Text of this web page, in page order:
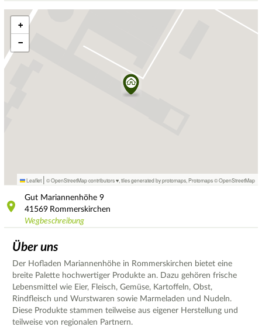
+
−
Leaflet | © OpenStreetMap contributors ♥, tiles generated by protomaps Protomaps©OpenStreetMap
Gut Mariannenhöhe 9
41569 Rommerskirchen
Wegbeschreibung
Über uns
Der Hofladen Mariannenhöhe in Rommerskirchen bietet eine
breite Palette hochwertiger Produkte an. Dazu gehören frische
Lebensmittel wie Eier, Fleisch, Gemüse, Kartoffeln, Obst,
Rindfleisch und Wurstwaren sowie Marmeladen und Nudeln.
Diese Produkte stammen teilweise aus eigener Herstellung und
teilweise von regionalen Partnern.